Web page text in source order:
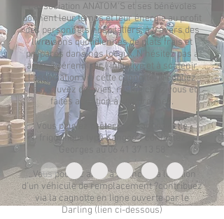
L'association ANATOM'S et ses bénévoles
donnent leur temps et leur énergie au profit
des personnels hospitaliers, à travers des
livraisons quotidiennes de plats frais et
préparés dans nos locaux. N'hésitez pas à
aider à pérenniser l'initiative et à soutenir
l'association via cette cagnotte. N'oubliez
pas, sauvez des vies, restez chez vous et
faites attention à vos proches.
Vous pouvez prêter une camionnette
frigorifique type Kangoo ? contactez
Georges au 06 41 37 13 58
. Vous pouvez aider à financer la location
d’un véhicule de remplacement ?contribuez
via la cagnotte en ligne ouverte par le
Darling (lien ci-dessous)